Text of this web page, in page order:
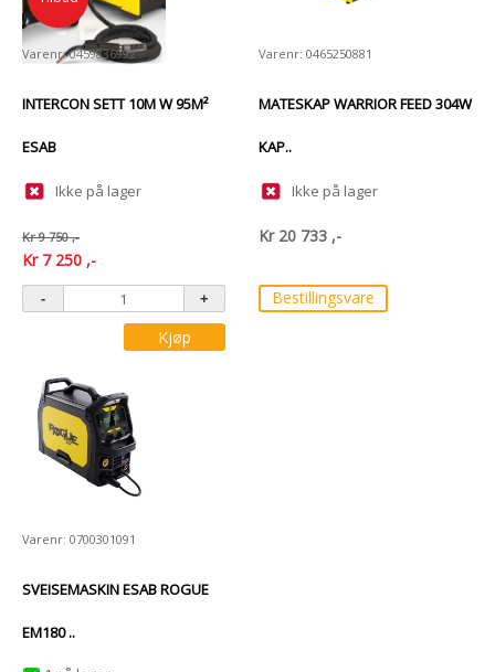
Varenr: 0459836992
INTERCON SETT 10M W 95M²
ESAB
Ikke på lager
Kr9 750,-
Kr 7 250 ,-
Kjøp
Varenr: 0465250881
MATESKAP WARRIOR FEED 304W
KAP..
Ikke på lager
Kr 20 733 ,-
Bestillingsvare
Varenr: 0700301091
SVEISEMASKIN ESAB ROGUE
EM180 ..